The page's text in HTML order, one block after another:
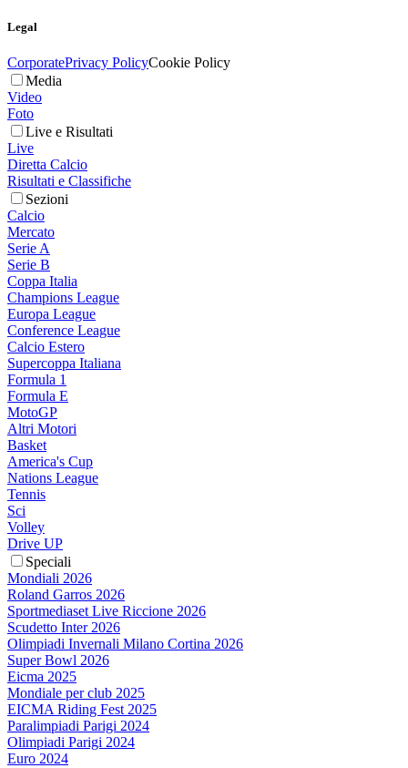
Legal
CorporatePrivacy PolicyCookie Policy
Media
Video
Foto
Live e Risultati
Live
Diretta Calcio
Risultati e Classifiche
Sezioni
Calcio
Mercato
Serie A
Serie B
Coppa Italia
Champions League
Europa League
Conference League
Calcio Estero
Supercoppa Italiana
Formula 1
Formula E
MotoGP
Altri Motori
Basket
America's Cup
Nations League
Tennis
Sci
Volley
Drive UP
Speciali
Mondiali 2026
Roland Garros 2026
Sportmediaset Live Riccione 2026
Scudetto Inter 2026
Olimpiadi Invernali Milano Cortina 2026
Super Bowl 2026
Eicma 2025
Mondiale per club 2025
EICMA Riding Fest 2025
Paralimpiadi Parigi 2024
Olimpiadi Parigi 2024
Euro 2024